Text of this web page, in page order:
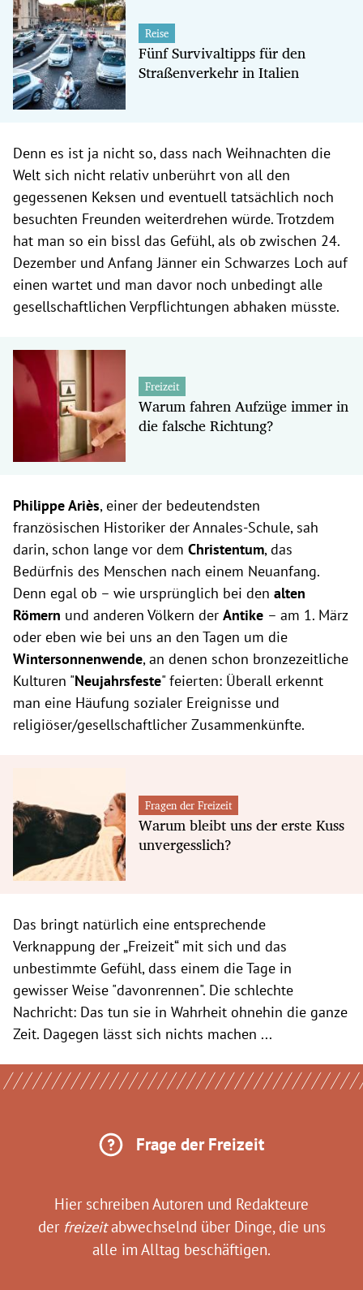
Reise
Fünf Survivaltipps für den
Straßenverkehr in Italien
Denn es ist ja nicht so, dass nach Weihnachten die
Welt sich nicht relativ unberührt von all den
gegessenen Keksen und eventuell tatsächlich noch
besuchten Freunden weiterdrehen würde. Trotzdem
hat man so ein bissl das Gefühl, als ob zwischen 24.
Dezember und Anfang Jänner ein Schwarzes Loch auf
einen wartet und man davor noch unbedingt alle
gesellschaftlichen Verpflichtungen abhaken müsste.
Freizeit
Warum fahren Aufzüge immer in
die falsche Richtung?
Philippe Ariès, einer der bedeutendsten
französischen Historiker der Annales-Schule, sah
darin, schon lange vor dem Christentum, das
Bedürfnis des Menschen nach einem Neuanfang.
Denn egal ob – wie ursprünglich bei den alten
Römern und anderen Völkern der Antike – am 1. März
oder eben wie bei uns an den Tagen um die
Wintersonnenwende, an denen schon bronzezeitliche
Kulturen "Neujahrsfeste" feierten: Überall erkennt
man eine Häufung sozialer Ereignisse und
religiöser/gesellschaftlicher Zusammenkünfte.
Fragen der Freizeit
Warum bleibt uns der erste Kuss
unvergesslich?
Das bringt natürlich eine entsprechende
Verknappung der „Freizeit“ mit sich und das
unbestimmte Gefühl, dass einem die Tage in
gewisser Weise "davonrennen". Die schlechte
Nachricht: Das tun sie in Wahrheit ohnehin die ganze
Zeit. Dagegen lässt sich nichts machen ...
Frage der Freizeit
Hier schreiben Autoren und Redakteure
der freizeitabwechselnd über Dinge, die uns
alle im Alltag beschäftigen.